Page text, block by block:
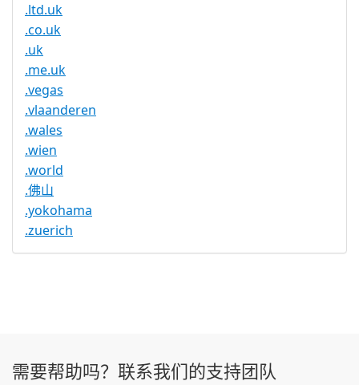
.ltd.uk
.co.uk
.uk
.me.uk
.vegas
.vlaanderen
.wales
.wien
.world
.佛山
.yokohama
.zuerich
需要帮助吗？联系我们的支持团队